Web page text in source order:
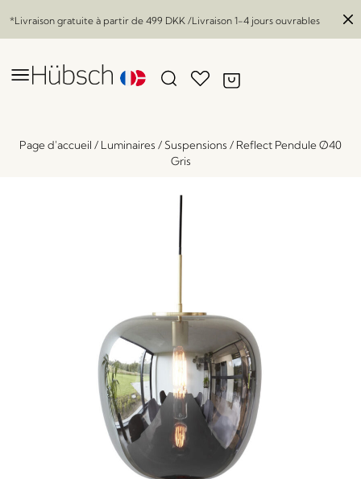
*Livraison gratuite à partir de 499 DKK /Livraison 1-4 jours ouvrables
Page d'accueil / Luminaires / Suspensions / Reflect Pendule Ø40
Gris